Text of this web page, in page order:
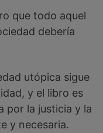
que todo aquel
debería
utópica sigue
y el libro es
por la justicia y la
y necesaria.